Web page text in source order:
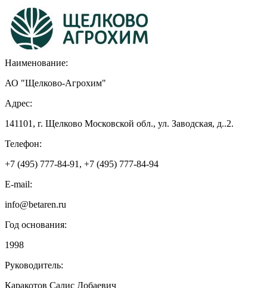
Наименование:
АО "Щелково-Агрохим"
Адрес:
141101, г. Щелково Московской обл., ул. Заводская, д..2.
Телефон:
+7 (495) 777-84-91, +7 (495) 777-84-94
E-mail:
info@betaren.ru
Год основания:
1998
Руководитель:
Каракотов Салис Добаевич